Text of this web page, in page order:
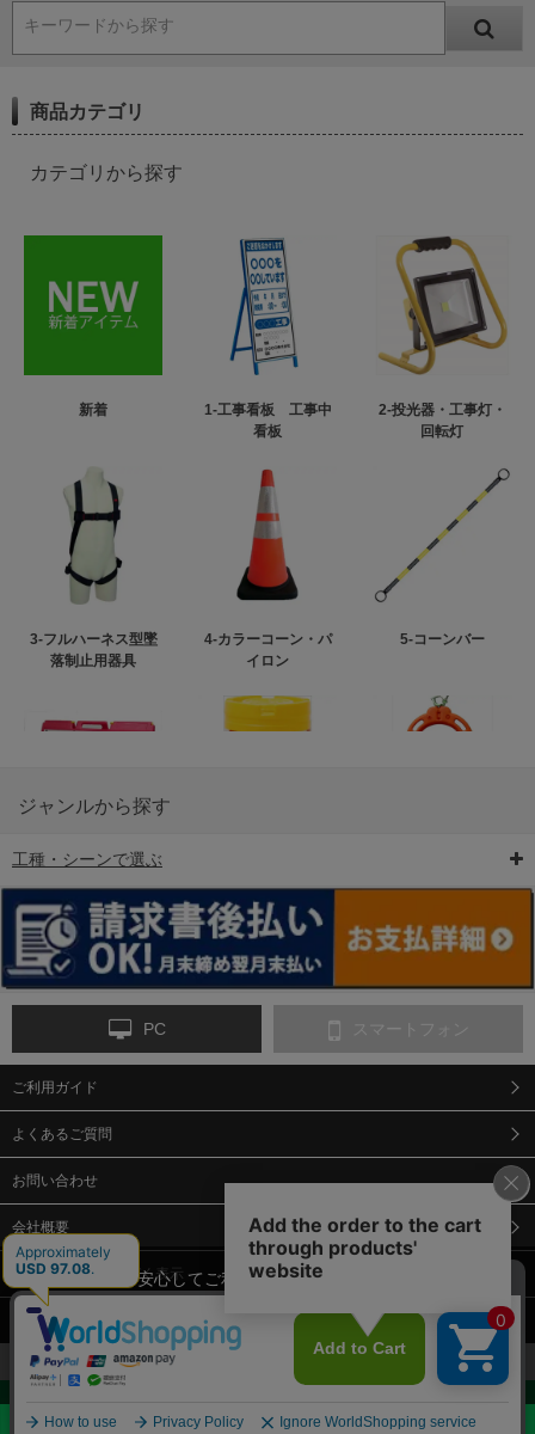
お見積・ご購入へ
キーワードから探す
商品カテゴリ
カテゴリから探す
新着
1-工事看板 工事中
看板
2-投光器・工事灯・
回転灯
3-フルハーネス型墜
落制止用器具
4-カラーコーン・パ
イロン
5-コーンバー
6-矢印板/LED矢印板
ンス
9-点字マット・タイ
12-安全ベスト
13-誘導灯・誘導棒・
合図灯・手旗
14-ライフジャケット
ジャンルから探す
工種・シーンで選ぶ
PC スマートフォン
ご利用ガイド
よくあるご質問
お問い合わせ
会社概要
特定商取引法に基づく表示
個人情報保護方針
Copyright© 2018 Sendaimeiban All Rights Reserved.
当サイトでは、安心してご利用いただくため（なりすまし防止
等）、またサイトの利便性向上のため、クッキー(Cookie)を使用
しています。 サイトのクッキー(Cookie)の使用に関しては、「プ
ライバシーポリシー」をお読みください。